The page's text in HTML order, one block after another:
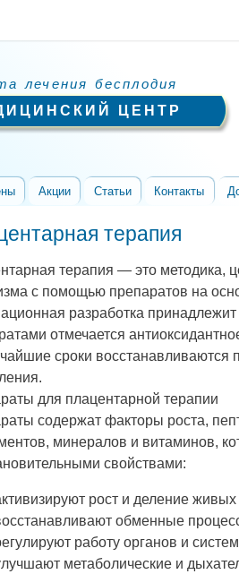
лечения бесплодия
ЦЕНТР
Акции Статьи Контакты
терапия
терапия — это методика,
с помощью препаратов на
разработка
отмечается
сроки восстанавливаются
для плацентарной терапии
содержат факторы роста,
минералов и витаминов,
свойствами:
рост и деление живых
обменные
работу органов и
метаболические и